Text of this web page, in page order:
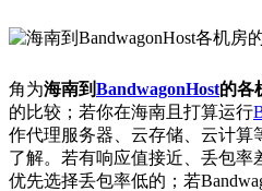
角为海南到BandwagonHost的各
的比较；若你在海南且打算运行
作代理服务器、云存储、云计算
了解。若有响应值接近、丢包
优先选择丢包率低的；若